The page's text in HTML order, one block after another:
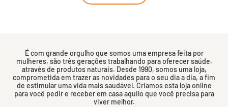
É com grande orgulho que somos uma empresa feita por
mulheres, são três gerações trabalhando para oferecer saúde,
através de produtos naturais. Desde 1990, somos uma loja,
comprometida em trazer as novidades para o seu dia a dia, a fim
de estimular uma vida mais saudável. Criamos esta loja online
para você pedir e receber em casa aquilo que você precisa para
viver melhor.